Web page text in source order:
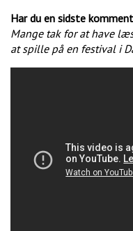
Har du en sidste
Mange tak for at have
at spille på en festival i